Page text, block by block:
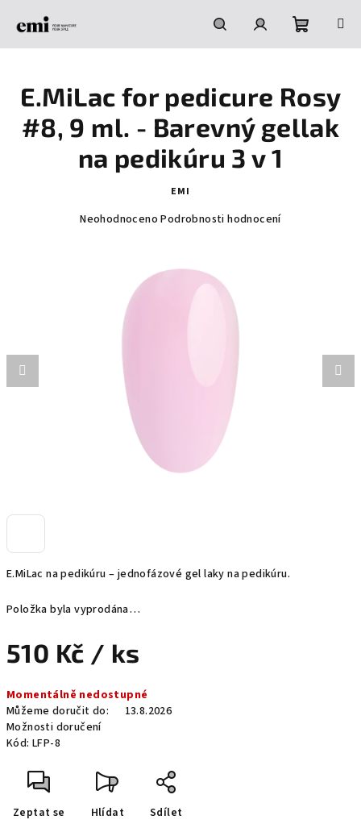
HledatPřihlášeníNákupní
košík
E.MiLac na pedikúru – jednofázové gel laky na pedikúru.
Položka byla vyprodána…
510 Kč / ks
cena:
Momentálně nedostupné
Můžeme doručit do:
13.8.2026
Možnosti doručení
Kód: LFP-8
Zeptat se Hlídat Sdílet
E.MiLac for pedicure Rosy
#8, 9 ml. - Barevný gellak
na pedikúru 3 v 1
EMI
Průměrné
hvězdiček.
Neohodnoceno Podrobnosti hodnocení